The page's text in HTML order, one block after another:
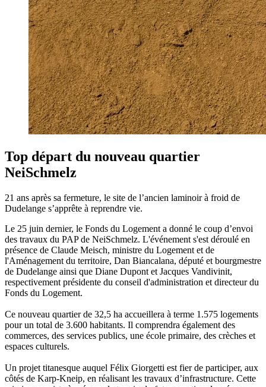
Top départ du nouveau quartier
NeiSchmelz
21 ans après sa fermeture, le site de l’ancien laminoir à froid de
Dudelange s’apprête à reprendre vie.
Le 25 juin dernier, le Fonds du Logement a donné le coup d’envoi
des travaux du PAP de NeiSchmelz. L'événement s'est déroulé en
présence de Claude Meisch, ministre du Logement et de
l'Aménagement du territoire, Dan Biancalana, député et bourgmestre
de Dudelange ainsi que Diane Dupont et Jacques Vandivinit,
respectivement présidente du conseil d'administration et directeur du
Fonds du Logement.
Ce nouveau quartier de 32,5 ha accueillera à terme 1.575 logements
pour un total de 3.600 habitants. Il comprendra également des
commerces, des services publics, une école primaire, des crèches et
espaces culturels.
Un projet titanesque auquel Félix Giorgetti est fier de participer, aux
côtés de Karp-Kneip, en réalisant les travaux d’infrastructure. Cette